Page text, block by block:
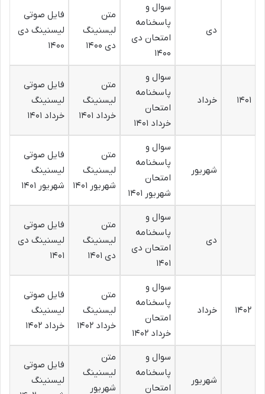
دی
سوال و
پاسخنامه
امتحان دی
۱۴۰۰
متن
لیسنینگ
دی ۱۴۰۰
فایل صوتی
لیسنینگ دی
۱۴۰۰
۱۴۰۱ خرداد
سوال و
پاسخنامه
امتحان
خرداد ۱۴۰۱
متن
لیسنینگ
خرداد ۱۴۰۱
فایل صوتی
لیسنینگ
خرداد ۱۴۰۱
شهریور
سوال و
پاسخنامه
امتحان
شهریور ۱۴۰۱
متن
لیسنینگ
شهریور ۱۴۰۱
فایل صوتی
لیسنینگ
شهریور ۱۴۰۱
دی
سوال و
پاسخنامه
امتحان دی
۱۴۰۱
متن
لیسنینگ
دی ۱۴۰۱
فایل صوتی
لیسنینگ دی
۱۴۰۱
۱۴۰۲ خرداد
سوال و
پاسخنامه
امتحان
خرداد ۱۴۰۲
متن
لیسنینگ
خرداد ۱۴۰۲
فایل صوتی
لیسنینگ
خرداد ۱۴۰۲
شهریور
سوال و
پاسخنامه
امتحان
متن
لیسنینگ
شهریور
فایل صوتی
لیسنینگ